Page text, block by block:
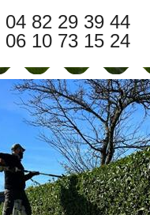
04 82 29 39 44
06 10 73 15 24